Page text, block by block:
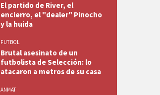
El partido de River, el
encierro, el "dealer" Pinocho
y la huida
FUTBOL
Brutal asesinato de un
futbolista de Selección: lo
atacaron a metros de su casa
ANMAT